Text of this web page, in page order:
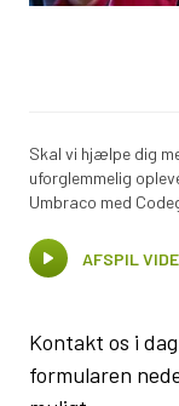
Skal vi hjælpe dig
uforglemmelig
Umbraco med
AFSPIL
Kontakt os i
formularen